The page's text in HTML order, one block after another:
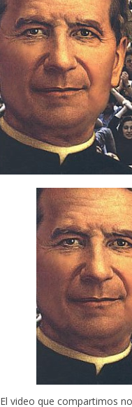
El video que compartimos